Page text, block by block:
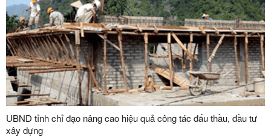
UBND tỉnh chỉ đạo nâng cao hiệu quả công tác đấu thầu, đầu tư
xây dựng